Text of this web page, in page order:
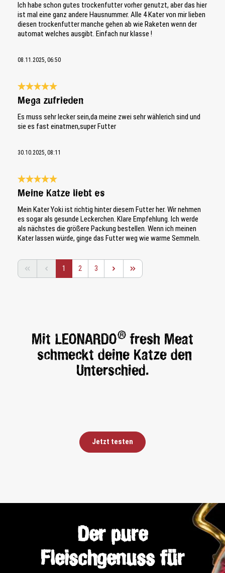
Ich habe schon gutes trockenfutter vorher genutzt, aber das hier
ist mal eine ganz andere Hausnummer. Alle 4 Kater von mir lieben
diesen trockenfutter manche gehen ab wie Raketen wenn der
automat welches ausgibt. Einfach nur klasse !
08.11.2025, 06:50
Bewertung mit 5 von 5 Sternen
Mega zufrieden
Es muss sehr lecker sein,da meine zwei sehr wählerich sind und
sie es fast einatmen,super Futter
30.10.2025, 08:11
Bewertung mit 5 von 5 Sternen
Meine Katze liebt es
Mein Kater Yoki ist richtig hinter diesem Futter her. Wir nehmen
es sogar als gesunde Leckerchen. Klare Empfehlung. Ich werde
als nächstes die größere Packung bestellen. Wenn ich meinen
Kater lassen würde, ginge das Futter weg wie warme Semmeln.
Seite
1 Seite
2 Seite
3
Mit LEONARDO® fresh Meat
schmeckt deine Katze den
Unterschied.
Jetzt testen
Der pure
Fleischgenuss für